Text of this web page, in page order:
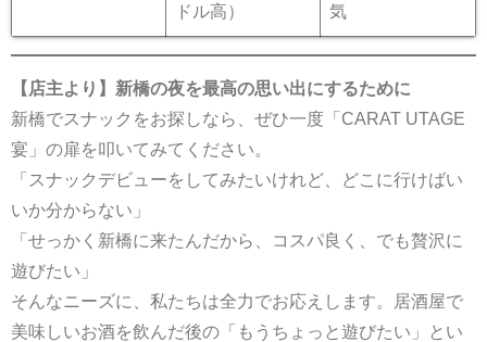
ドル高）
気
【店主より】新橋の夜を最高の思い出にするために
新橋でスナックをお探しなら、ぜひ一度「CARAT UTAGE
宴」の扉を叩いてみてください。
「スナックデビューをしてみたいけれど、どこに行けばい
いか分からない」
「せっかく新橋に来たんだから、コスパ良く、でも贅沢に
遊びたい」
そんなニーズに、私たちは全力でお応えします。居酒屋で
美味しいお酒を飲んだ後の「もうちょっと遊びたい」とい